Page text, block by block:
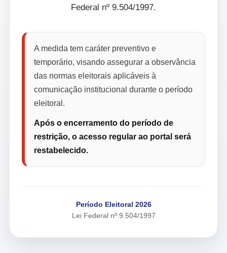
Federal nº 9.504/1997.
A medida tem caráter preventivo e
temporário, visando assegurar a observância
das normas eleitorais aplicáveis à
comunicação institucional durante o período
eleitoral.
Após o encerramento do período de
restrição, o acesso regular ao portal será
restabelecido.
Período Eleitoral 2026
Lei Federal nº 9.504/1997